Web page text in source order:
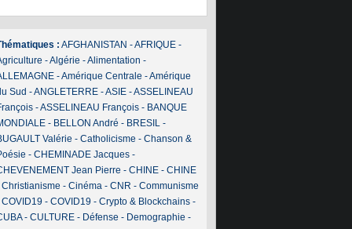
: AFGHANISTAN -AFRIQUE-
-Algérie -Alimentation -
-Amérique Centrale -Amérique
Sud -ANGLETERRE-ASIE-ASSELINEAU
-ASSELINEAU François- BANQUE
- BELLON André - BRESIL-
Valérie - Catholicisme - Chanson &
- CHEMINADE Jacques-
Jean Pierre - CHINE- CHINE
Christianisme - Cinéma- CNR - Communisme
COVID19 - COVID19 - Crypto & Blockchains-
- CULTURE- Défense - Demographie -